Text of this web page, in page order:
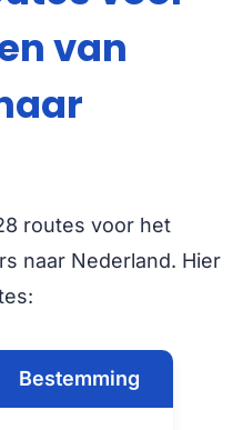
van
routes voor het
naar Nederland. Hier
Bestemming